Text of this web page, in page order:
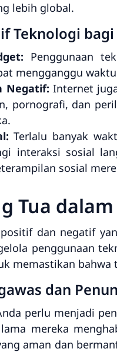
lebih global.
Teknologi
Penggunaan
mengganggu
Negatif: Internet
pornografi, dan
Terlalu banyak
interaksi sosial
sosial
Tua
dan negatif
penggunaan
memastikan
dan
perlu menjadi
mereka
aman dan